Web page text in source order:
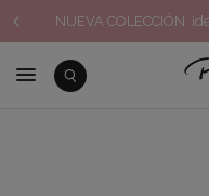
ÚLTIMOS